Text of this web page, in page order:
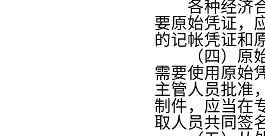
各种经济合
要原始凭证，
的记帐凭证和
（四）原始
需要使用原始
主管人员批准
制件，应当在
取人员共同签